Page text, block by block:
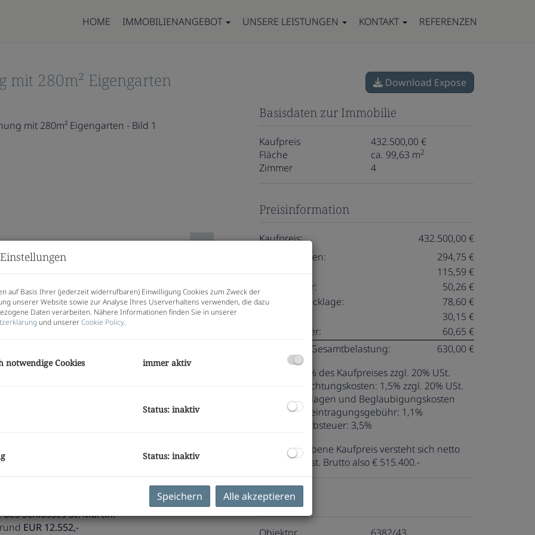
HOME IMMOBILIENANGEBOT UNSERE LEISTUNGEN KONTAKT REFERENZEN
mit 280m² Eigengarten
von Graz im Bezirk Strassgang, Ankerstrasse 2 &
des Schlosses St. Martin.
EUR 12.552,-
Download Expose
Basisdaten zur Immobilie
Kaufpreis
432.500,00 €
Fläche
ca. 99,63 m2
Zimmer 4
Preisinformation
Kaufpreis:
432.500,00 €
Betriebskosten:
294,75 €
Heizkosten:
115,59 €
Warmwasser:
50,26 €
Reparaturrücklage:
78,60 €
30,15 €
Umsatzsteuer:
60,65 €
monatliche Gesamtbelastung:
630,00 €
3% des Kaufpreises zzgl. 20% USt.
Vertragserrichtungskosten: 1,5% zzgl. 20% USt.
zzgl. Barauslagen und Beglaubigungskosten
Grundbucheintragungsgebühr: 1,1%
Grunderwerbsteuer: 3,5%
Der angegebene Kaufpreis versteht sich netto
zzgl. 20 % Ust. Brutto also € 515.400.-
Eckdaten
auf Basis Ihrer (jederzeit widerrufbaren) Einwilligung Cookies zum Zweck der
unserer Website sowie zur Analyse Ihres Userverhaltens verwenden, die dazu
Daten verarbeiten. Nähere Informationen finden Sie in unserer
und unsererCookie Policy.
notwendige Cookies immer aktiv
Status: inaktiv
Status: inaktiv
Speichern Alle akzeptieren